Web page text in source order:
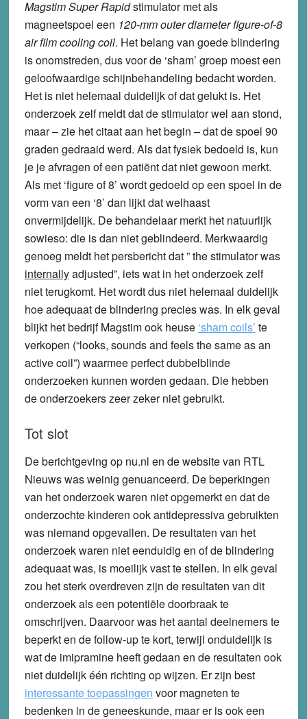
Magstim Super Rapidstimulator met als
magneetspoel een 120-mm outer diameter figure-of-8
air film cooling coil. Het belang van goede blindering
is onomstreden, dus voor de ‘sham’ groep moest een
geloofwaardige schijnbehandeling bedacht worden.
Het is niet helemaal duidelijk of dat gelukt is. Het
onderzoek zelf meldt dat de stimulator wel aan stond,
maar – zie het citaat aan het begin – dat de spoel 90
graden gedraaid werd. Als dat fysiek bedoeld is, kun
je je afvragen of een patiënt dat niet gewoon merkt.
Als met ‘figure of 8’ wordt gedoeld op een spoel in de
vorm van een ‘8’ dan lijkt dat welhaast
onvermijdelijk. De behandelaar merkt het natuurlijk
sowieso: die is dan niet geblindeerd. Merkwaardig
genoeg meldt het persbericht dat ” the stimulator was
internallyadjusted”, iets wat in het onderzoek zelf
niet terugkomt. Het wordt dus niet helemaal duidelijk
hoe adequaat de blindering precies was. In elk geval
blijkt het bedrijf Magstim ook heuse ‘sham coils’ te
verkopen (“looks, sounds and feels the same as an
active coil”) waarmee perfect dubbelblinde
onderzoeken kunnen worden gedaan. Die hebben
de onderzoekers zeer zeker niet gebruikt.
Tot slot
De berichtgeving op nu.nl en de website van RTL
Nieuws was weinig genuanceerd. De beperkingen
van het onderzoek waren niet opgemerkt en dat de
onderzochte kinderen ook antidepressiva gebruikten
was niemand opgevallen. De resultaten van het
onderzoek waren niet eenduidig en of de blindering
adequaat was, is moeilijk vast te stellen. In elk geval
zou het sterk overdreven zijn de resultaten van dit
onderzoek als een potentiële doorbraak te
omschrijven. Daarvoor was het aantal deelnemers te
beperkt en de follow-up te kort, terwijl onduidelijk is
wat de imipramine heeft gedaan en de resultaten ook
niet duidelijk één richting op wijzen. Er zijn best
interessante toepassingen voor magneten te
bedenken in de geneeskunde, maar er is ook een